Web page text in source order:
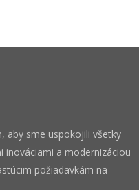
aby sme uspokojili všetky
inováciami a modernizáciou
požiadavkám na